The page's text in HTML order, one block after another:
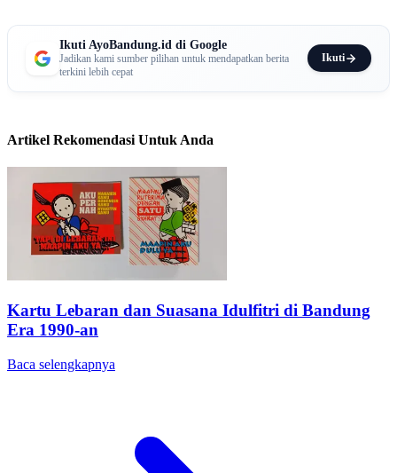
Ikuti AyoBandung.id di Google
Jadikan kami sumber pilihan untuk mendapatkan berita
terkini lebih cepat
Ikuti
Artikel Rekomendasi Untuk Anda
Kartu Lebaran dan Suasana Idulfitri di Bandung
Era 1990-an
Baca selengkapnya